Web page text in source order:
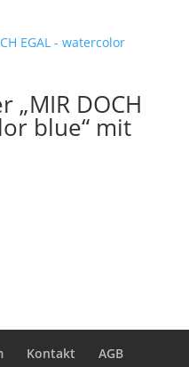
„MIR DOCH
blue“ mit
Kontakt
AGB